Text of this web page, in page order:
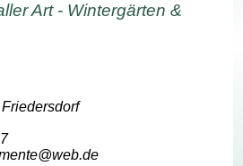
Art - Wintergärten &